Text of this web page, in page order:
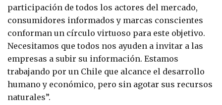
participación de todos los actores del mercado,
consumidores informados y marcas conscientes
conforman un círculo virtuoso para este objetivo.
Necesitamos que todos nos ayuden a invitar a las
empresas a subir su información. Estamos
trabajando por un Chile que alcance el desarrollo
humano y económico, pero sin agotar sus recursos
naturales”.